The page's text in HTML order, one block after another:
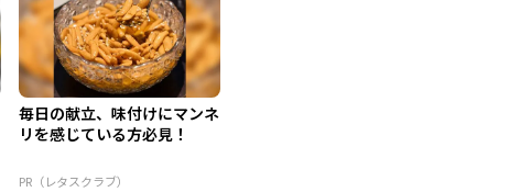
毎日の献立、味付けにマンネ
リを感じている方必見！
PR（レタスクラブ）